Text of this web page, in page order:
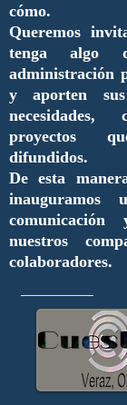
cómo.
Queremos
tenga algo
administración
y aporten sus
proyectos
difundidos.
De esta
nuestros
colaboradores.